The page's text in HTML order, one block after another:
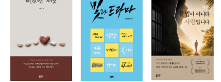
탁월한 실력자는 ‘연습’의 대가(大家)
자랑거리가 치명적인 독이 될 수도 있다
사돈 남 말 하는 사람들
어느 며느리의 담배 중독
‘작은 거인’ 박태종 기수
한자를 공부해야 할 이유(1)